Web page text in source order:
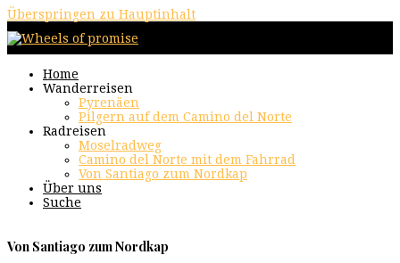
Überspringen zu Hauptinhalt
Home
Wanderreisen
Pyrenäen
Pilgern auf dem Camino del Norte
Radreisen
Moselradweg
Camino del Norte mit dem Fahrrad
Von Santiago zum Nordkap
Über uns
Suche
Von Santiago zum Nordkap